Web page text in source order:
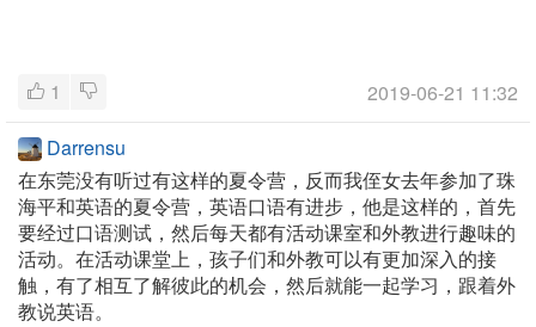
1
2019-06-21 11:32
Darrensu
在东莞没有听过有这样的夏令营，反而我侄女去年参加了珠
海平和英语的夏令营，英语口语有进步，他是这样的，首先
要经过口语测试，然后每天都有活动课室和外教进行趣味的
活动。在活动课堂上，孩子们和外教可以有更加深入的接
触，有了相互了解彼此的机会，然后就能一起学习，跟着外
教说英语。